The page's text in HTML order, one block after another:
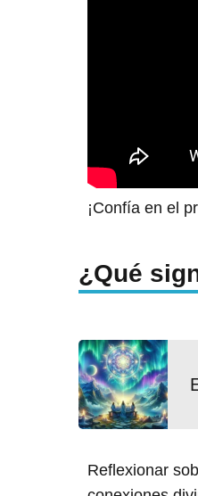
¡Confía en el
¿Qué
Reflexionar